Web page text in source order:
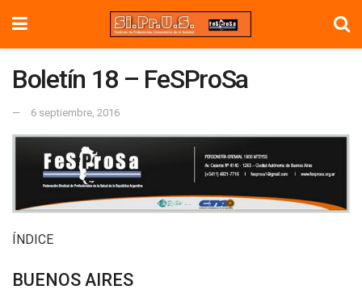
Boletín 18 – FeSProSa
6 septiembre, 2016
ÍNDICE
BUENOS AIRES